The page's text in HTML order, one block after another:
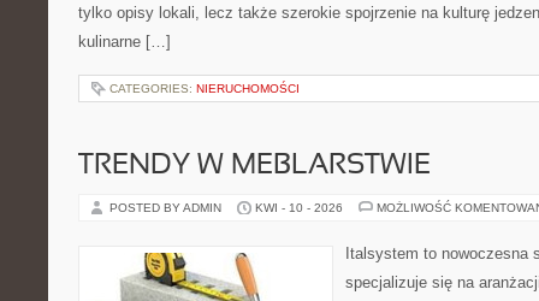
tylko opisy lokali, lecz także szerokie spojrzenie na kulturę
kulinarne […]
CATEGORIES: NIERUCHOMOŚCI
TRENDY W MEBLARSTWIE
POSTED BY ADMIN KWI - 10 - 2026 MOŻLIWOŚĆ
Italsystem to nowoczesna
specjalizuje się na